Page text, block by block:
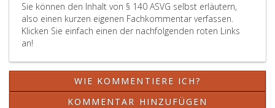
3,
zweiter
Halbsatz
Ziffer
4,
sowie
Absatz
Sie können den Inhalt von § 140 ASVG selbst erläutern,
also einen kurzen eigenen Fachkommentar verfassen.
Klicken Sie einfach einen der nachfolgenden roten Links
an!
WIE KOMMENTIERE ICH?
KOMMENTAR HINZUFÜGEN